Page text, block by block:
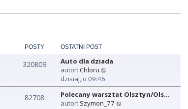
POSTY OSTATNI POST
320809
Auto dla dziada
autor: Chloru
ś
w
i
dzisiaj, o 09:46
82708
Polecany warsztat Olsztyn/Ols…
autor: Szymon_77